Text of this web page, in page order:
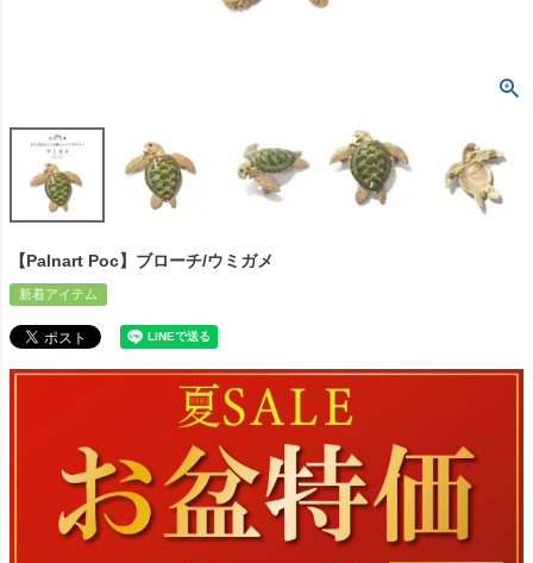
【Palnart Poc】ブローチ/ウミガメ
新着アイテム